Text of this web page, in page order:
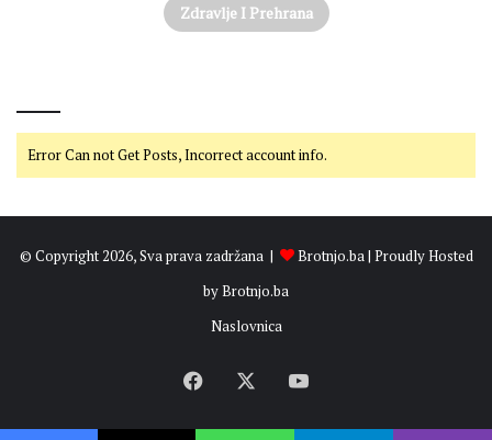
Zdravlje I Prehrana
Error Can not Get Posts, Incorrect account info.
© Copyright 2026, Sva prava zadržana | Brotnjo.ba | Proudly Hosted
byBrotnjo.ba
Naslovnica
Facebook YouTube